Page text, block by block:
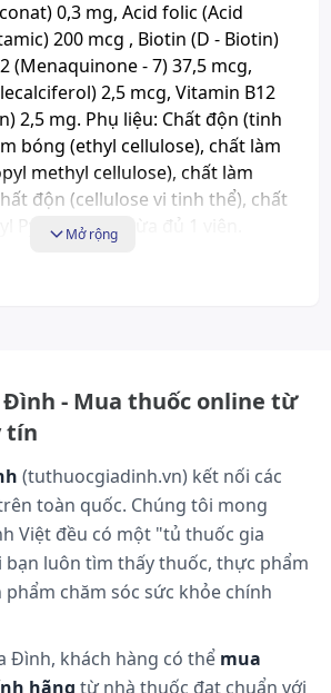
0,3 mg, Acid folic (Acid
200 mcg , Biotin (D - Biotin)
(Menaquinone - 7) 37,5 mcg,
2,5 mcg, Vitamin B12
2,5 mg. Phụ liệu: Chất độn (tinh
bóng (ethyl cellulose), chất làm
methyl cellulose), chất làm
độn (cellulose vi tinh thể), chất
Pyrrolidone) vừa đủ 1 viên.
thể gặp:
ý khi sử dụng:
không phải là thuốc, không có
thuốc chữa bệnh. Không dùng
bất cứ thành phần nào của sản
thai hoặc có dự định mang
ý kiến bác sỹ trước khi bổ
Mở rộng
Đình - Mua thuốc online từ
tín
(tuthuocgiadinh.vn) kết nối các
toàn quốc. Chúng tôi mong
Việt đều có một "tủ thuốc gia
bạn luôn tìm thấy thuốc, thực phẩm
phẩm chăm sóc sức khỏe chính
Đình, khách hàng có thể mua
hãng từ nhà thuốc đạt chuẩn với